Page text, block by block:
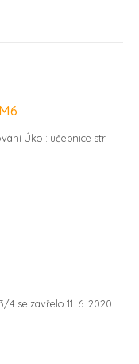
Úkol: učebnice str.
se zavřelo 11. 6. 2020